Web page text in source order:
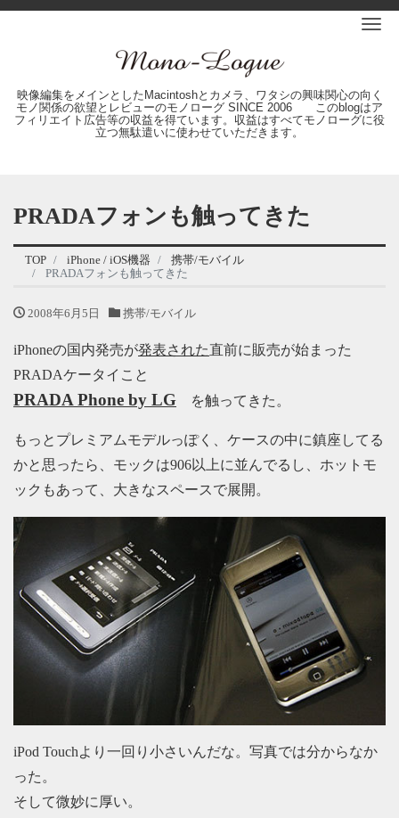
映像編集をメインとしたMacintoshとカメラ、ワタシの興味関心の向く
モノ関係の欲望とレビューのモノローグ SINCE 2006 このblogはア
フィリエイト広告等の収益を得ています。収益はすべてモノローグに役
立つ無駄遣いに使わせていただきます。
PRADAフォンも触ってきた
TOP iPhone / iOS機器
携帯/モバイル
PRADAフォンも触ってきた
2008年6月5日 携帯/モバイル
iPhoneの国内発売が発表された直前に販売が始まった
PRADAケータイこと
PRADA Phone by LG を触ってきた。
もっとプレミアムモデルっぽく、ケースの中に鎮座してる
かと思ったら、モックは906以上に並んでるし、ホットモ
ックもあって、大きなスペースで展開。
iPod Touchより一回り小さいんだな。写真では分からなか
った。
そして微妙に厚い。